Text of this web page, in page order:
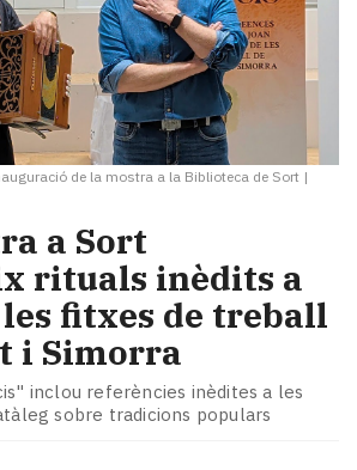
de la mostra a la Biblioteca de Sort |
a Sort
rituals inèdits a
fitxes de treball
i Simorra
inclou referències inèdites a les
sobre tradicions populars